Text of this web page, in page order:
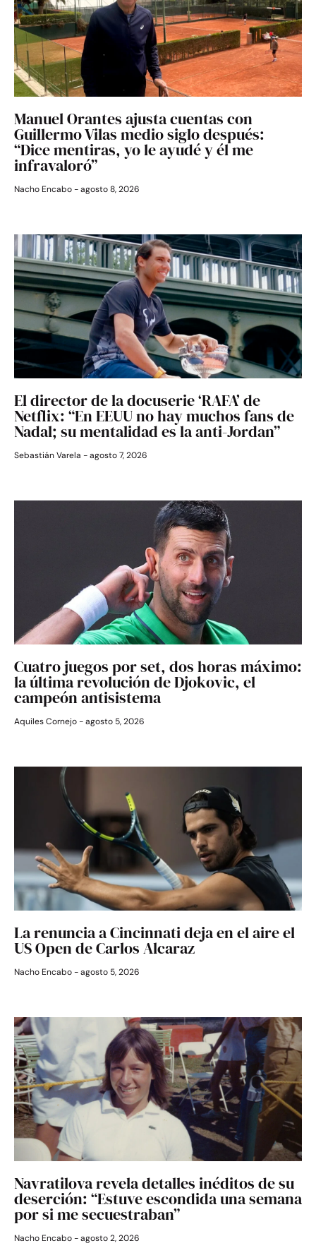
Manuel Orantes ajusta cuentas con
Guillermo Vilas medio siglo después:
“Dice mentiras, yo le ayudé y él me
infravaloró”
Nacho Encabo agosto 8, 2026
El director de la docuserie ‘RAFA’ de
Netflix: “En EEUU no hay muchos fans de
Nadal; su mentalidad es la anti-Jordan”
Sebastián Varela agosto 7, 2026
Cuatro juegos por set, dos horas máximo:
la última revolución de Djokovic, el
campeón antisistema
Aquiles Cornejo agosto 5, 2026
La renuncia a Cincinnati deja en el aire el
US Open de Carlos Alcaraz
Nacho Encabo agosto 5, 2026
Navratilova revela detalles inéditos de su
deserción: “Estuve escondida una semana
por si me secuestraban”
Nacho Encabo agosto 2, 2026